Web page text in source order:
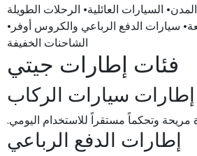
السيارات العائلية• الرحلات الطويلة
سيارات الدفع الرباعي والكروس أوفر•
الشاحنات الخفيفة
فئات إطارات جيتي
إطارات سيارات الركاب
مريحة وتحكماً مستقراً للاستخدام اليومي.
إطارات الدفع الرباعي